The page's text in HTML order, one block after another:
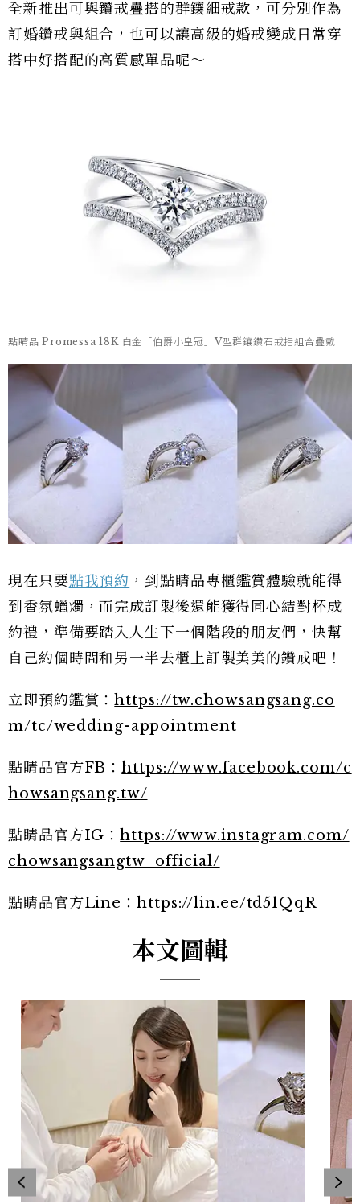
全新推出可與鑽戒疊搭的群鑲細戒款，可分別作為
訂婚鑽戒與組合，也可以讓高級的婚戒變成日常穿
搭中好搭配的高質感單品呢～
點睛品 Promessa 18K 白金「伯爵小皇冠」V型群鑲鑽石戒指組合疊戴
現在只要點我預約 ，到點睛品專櫃鑑賞體驗就能得
到香氛蠟燭，而完成訂製後還能獲得同心結對杯成
約禮，準備要踏入人生下一個階段的朋友們，快幫
自己約個時間和另一半去櫃上訂製美美的鑽戒吧！
立即預約鑑賞：https://tw.chowsangsang.co
m/tc/wedding-appointment
點睛品官方FB：https://www.facebook.com/c
howsangsang.tw/
點睛品官方IG：https://www.instagram.com/
chowsangsangtw_official/
點睛品官方Line： https://lin.ee/td51QqR
本文圖輯